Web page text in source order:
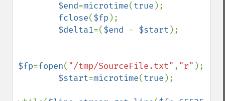
$end=microtime(true );
fclose($fp );
$delta1=($end - $start );
$fp=fopen( "/tmp/SourceFile.txt" , "r" );
$start=microtime(true );